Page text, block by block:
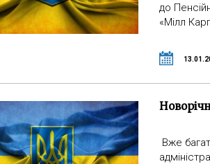
до
«Мілл
Вже